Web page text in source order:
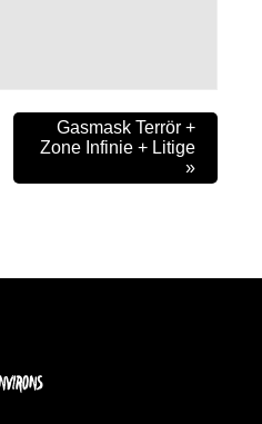
Gasmask Terrör +
Zone Infinie + Litige
»